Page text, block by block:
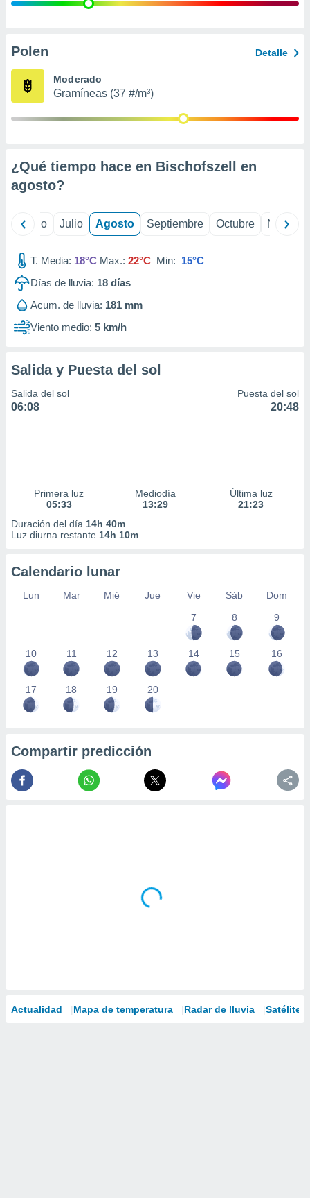
publicidad
de
Polen Detalle
Moderado
Gramíneas (37 #/m³)
¿Qué tiempo hace en Bischofszell en
agosto?
Junio Julio Agosto Septiembre Octubre
T. Media: 18°C Max.: 22°C Min: 15°C
Días de lluvia: 18 días
Acum. de lluvia: 181 mm
Viento medio: 5 km/h
Salida y Puesta del sol
Salida del sol
06:08
Puesta del sol
20:48
Primera luz
05:33
Mediodía
13:29
Última luz
21:23
Duración del día 14h 40m
Luz diurna restante 14h 10m
Calendario lunar
Lun Mar Mié Jue Vie Sáb
Dom
7
8 9
10 11 12 13 14 15 16
17 18 19 20
Compartir predicción
Actualidad Mapa de temperatura Radar de lluvia Satélites